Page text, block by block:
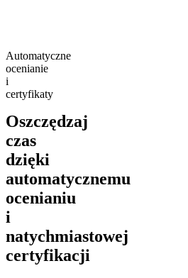
Automatyczne
ocenianie
i
certyfikaty
Oszczędzaj
czas
dzięki
automatycznemu
ocenianiu
i
natychmiastowej
certyfikacji